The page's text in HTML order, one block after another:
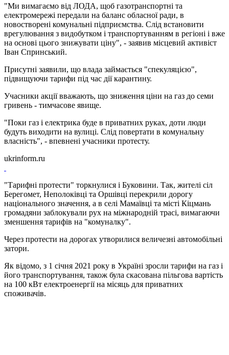
"Ми вимагаємо від ЛОДА, щоб газотранспортні та
електромережі передали на баланс обласної ради, в
новостворені комунальні підприємства. Слід встановити
врегулювання з видобутком і транспортуванням в регіоні і вже
на основі цього знижувати ціну", - заявив місцевий активіст
Іван Спринський.
Присутні заявили, що влада займається "спекуляцією",
підвищуючи тарифи під час дії карантину.
Учасники акції вважають, що зниження ціни на газ до семи
гривень - тимчасове явище.
"Поки газ і електрика буде в приватних руках, доти люди
будуть виходити на вулиці. Слід повертати в комунальну
власність", - впевнені учасники протесту.
ukrinform.ru
"Тарифні протести" торкнулися і Буковини. Так, жителі сіл
Берегомет, Неполоківці та Оршівці перекрили дорогу
національного значення, а в селі Мамаївці та місті Кіцмань
громадяни заблокували рух на міжнародній трасі, вимагаючи
зменшення тарифів на "комуналку".
Через протести на дорогах утворилися величезні автомобільні
затори.
Як відомо, з 1 січня 2021 року в Україні зросли тарифи на газ і
його транспортування, також була скасована пільгова вартість
на 100 кВт електроенергії на місяць для приватних
споживачів.